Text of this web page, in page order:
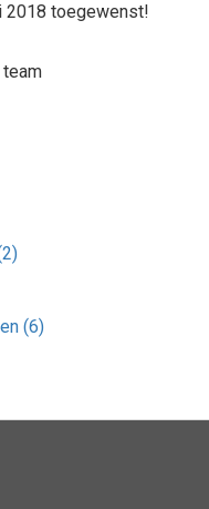
2018 toegewenst!
(6)